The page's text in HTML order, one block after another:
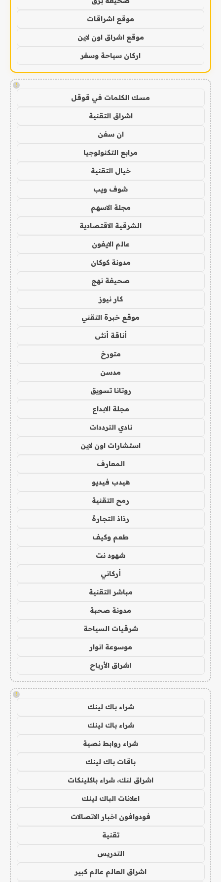
موقع اشراقات
موقع اشراق اون لاين
اركان سياحة وسفر
!
مسك الكلمات في قوقل
اشراق التقنية
ان سفن
مرابع التكنولوجيا
خيال التقنية
شوف ويب
مجلة الاسهم
الشرقية الاقتصادية
عالم الايفون
مدونة كوكان
صحيفة نهج
كار نيوز
موقع خبرة التقني
أناقة أنثى
متورخ
مدسن
روتانا تسويق
مجلة الابداع
نادي الترددات
استشارات اون لاين
المعارف
هيدب فيديو
رمح التقنية
رذاذ التجارة
طعم وكيف
شهود نت
أركاني
مباشر التقنية
مدونة صحبة
شرقيات السياحة
موسوعة انوار
اشراق الأرباح
!
شراء باك لينك
شراء باك لينك
شراء روابط نصية
باقات باك لينك
اشراق لنك، شراء باكلينكات
اعلانات الباك لينك
فودوافون اخبار الاتصالات
تقنية
التدريس
اشراق العالم عالم كبير